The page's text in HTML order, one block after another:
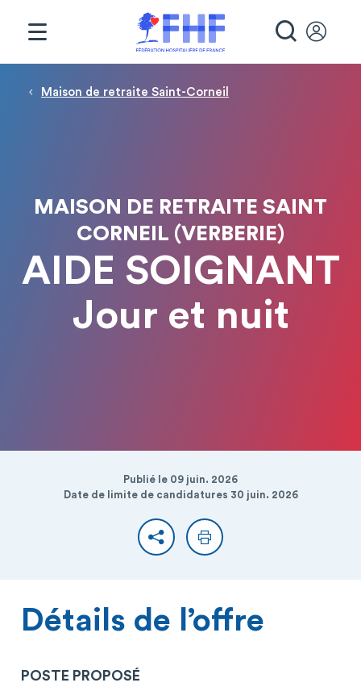
Fil d'Ariane
Maison de retraite Saint-Corneil
MAISON DE RETRAITE SAINT
CORNEIL (VERBERIE)
AIDE SOIGNANT
Jour et nuit
Publié le 09 juin. 2026
Date de limite de candidatures 30 juin. 2026
PartagerImprimer
Détails de l’offre
POSTE PROPOSÉ
Panneau de gestion des cookies